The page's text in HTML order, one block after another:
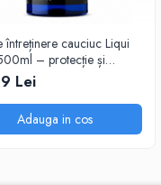
întreținere cauciuc Liqui
– protecție și
Lei
Adauga in cos